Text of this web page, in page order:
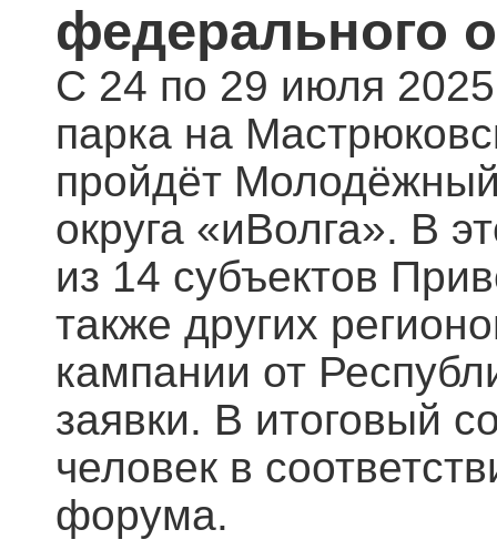
федерального
С 24 по 29 июля 2025
парка на
пройдёт
округа «иВолга». В
из 14 субъектов
также других
кампании от
заявки. В итоговый
человек в
форума.